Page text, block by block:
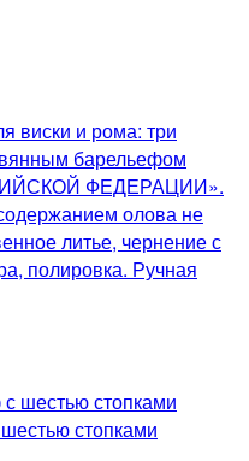
виски и рома: три
барельефом
ФЕДЕРАЦИИ».
олова не
литье, чернение с
полировка. Ручная
стопками